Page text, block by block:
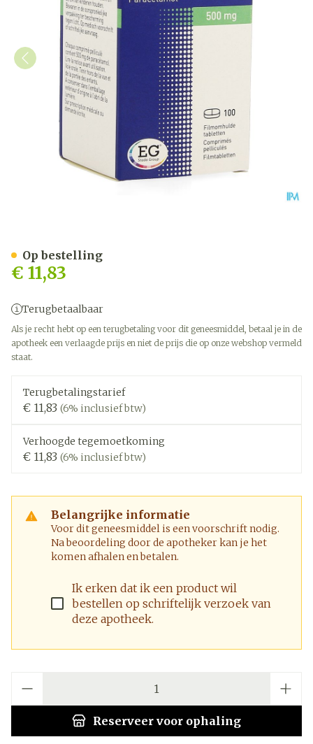
€ 11,83
Terugbetaalbaar
Als je recht hebt op een terugbetaling voor dit geneesmiddel, betaal je in de
apotheek een verlaagde prijs en niet de prijs die op onze webshop vermeld
staat.
Terugbetalingstarief
€ 11,83 (6% inclusief btw)
Verhoogde tegemoetkoming
€ 11,83 (6% inclusief btw)
Belangrijke informatie
Voor dit geneesmiddel is een voorschrift nodig.
Na beoordeling door de apotheker kan je het
komen afhalen en betalen.
Ik erken dat ik een product wil
bestellen op schriftelijk verzoek van
deze apotheek.
Reserveer voor ophaling
Op bestelling